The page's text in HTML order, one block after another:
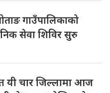
गाउँपालिकाको
सेवा शिविर सुरु
यी चार जिल्लामा आज